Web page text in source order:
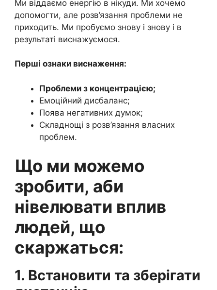
Ми віддаємо енергію в нікуди. Ми хочемо
допомогти, але розв’язання проблеми не
приходить. Ми пробуємо знову і знову і в
результаті виснажуємося.
Перші ознаки виснаження:
Проблеми з концентрацією;
Емоційний дисбаланс;
Поява негативних думок;
Складнощі з розв’язання власних
проблем.
Що ми можемо
зробити, аби
нівелювати вплив
людей, що
скаржаться:
1. Встановити та зберігати